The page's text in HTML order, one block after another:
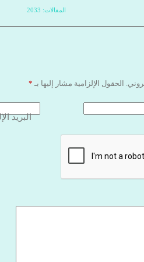
المقالات: 2033
الحقول الإلزامية مشار إليها بـ *
البريد